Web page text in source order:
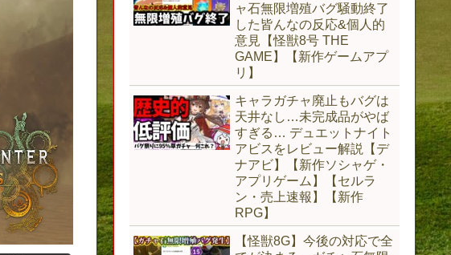
ャ石無限増殖バグ騒動終了
した皆んなの反応&個人的
意見【怪獣8号 THE
GAME】【新作ゲームアプ
リ】
キャラガチャ廃止もバグは
天井なし…未完成品がやば
すぎる… デュエットナイト
アビスをレビュー解説【デ
ナアビ】【新作ソシャゲ・
アプリゲーム】【セルラ
ン・売上速報】【新作
RPG】
【怪獣8G】今後の対応で全